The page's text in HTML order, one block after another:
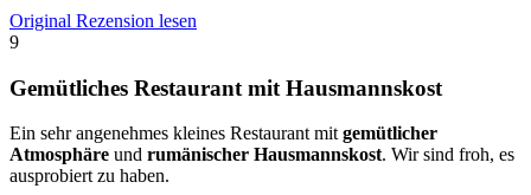
Original Rezension lesen
9
Gemütliches Restaurant mit Hausmannskost
Ein sehr angenehmes kleines Restaurant mit gemütlicher
Atmosphäre und rumänischer Hausmannskost. Wir sind froh, es
ausprobiert zu haben.